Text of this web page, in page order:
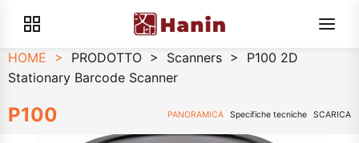
HOME > PRODOTTO > Scanners >
P100 2D
Stationary Barcode Scanner
P100 PANORAMICA Specifiche tecniche SCARICA